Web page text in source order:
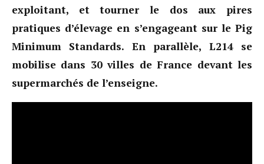
exploitant, et tourner le dos aux pires
pratiques d’élevage en s’engageant sur le Pig
Minimum Standards. En parallèle, L214 se
mobilise dans 30 villes de France devant les
supermarchés de l’enseigne.